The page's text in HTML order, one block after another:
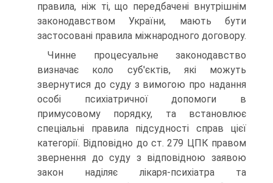
правила, ніж ті, що передбачені внутрішнім
законодавством України, мають бути
застосовані правила міжнарод­ного договору.
Чинне процесуальне законодавство
визначає коло суб'єктів, які мо­жуть
звернутися до суду з вимогою про надання
особі психіатричної допомоги в
примусовому порядку, та встановлює
спеціальні правила підсудності справ цієї
категорії. Відповідно до ст. 279 ЦПК правом
звер­нення до суду з відповідною заявою
закон наділяє лікаря-психіатра та